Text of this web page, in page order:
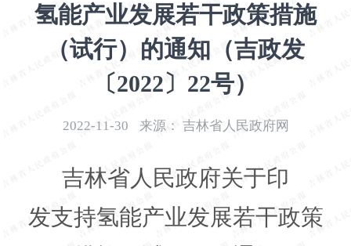
氢能产业发展若干政策措施
（试行）的通知（吉政发
〔2022〕22号）
2022-11-30 来源： 吉林省人民政府网
吉林省人民政府关于印
发支持氢能产业发展若干政策